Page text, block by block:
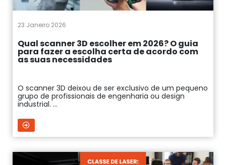
23 Janeiro 2026
Qual scanner 3D escolher em 2026? O guia
para fazer a escolha certa de acordo com
as suas necessidades
O scanner 3D deixou de ser exclusivo de um pequeno
grupo de profissionais de engenharia ou design
industrial. ...